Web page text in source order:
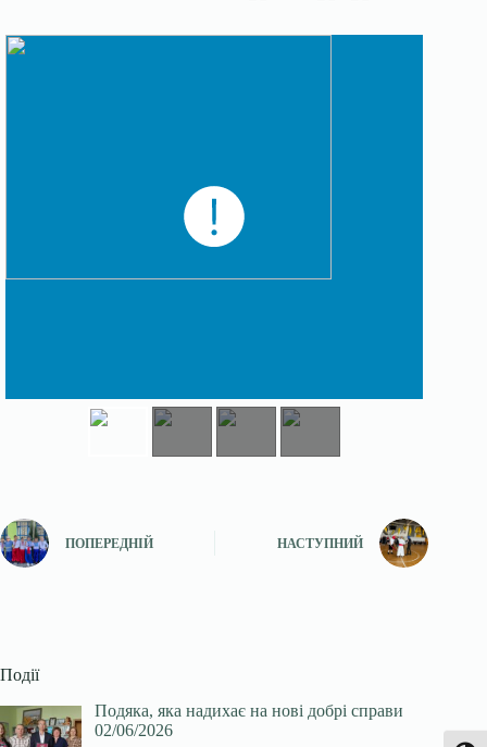
ПОПЕРЕДНІЙ НАСТУПНИЙ
Події
Подяка, яка надихає на нові добрі справи
02/06/2026